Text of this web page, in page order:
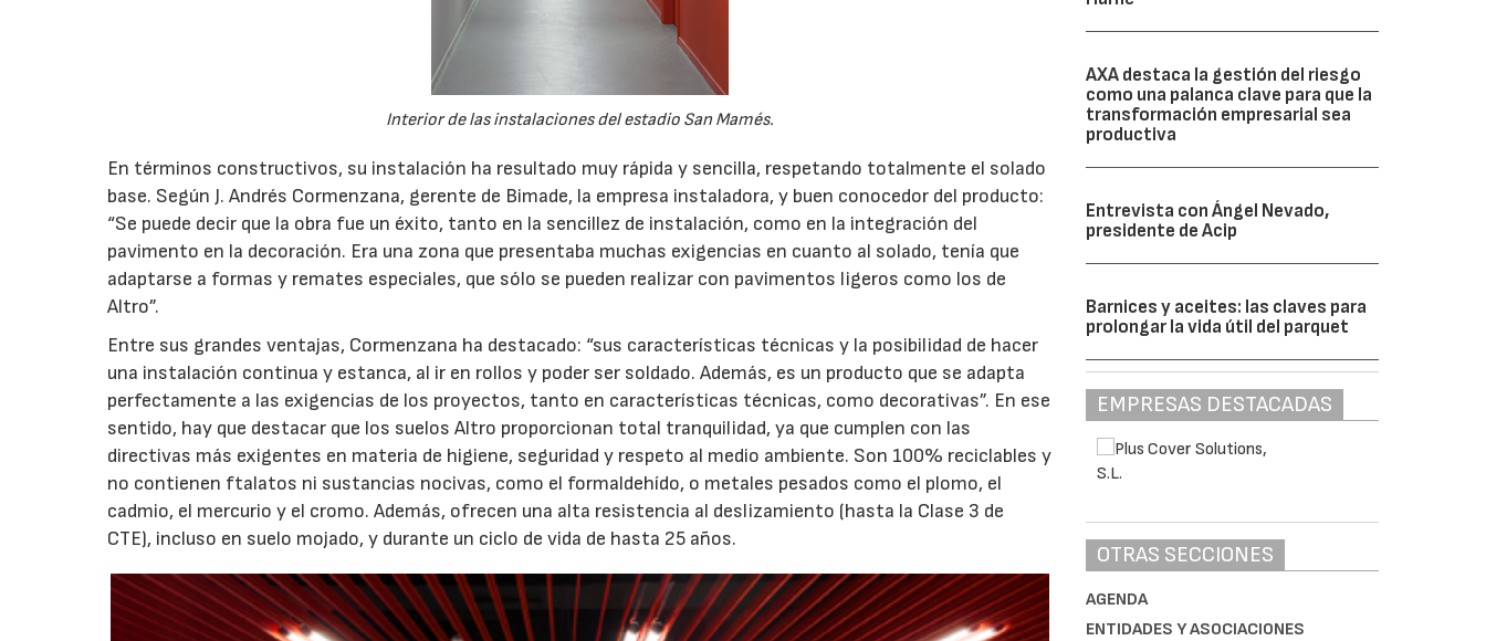
Interior de las instalaciones del estadio San Mamés.
En términos constructivos, su instalación ha resultado muy rápida y sencilla, respetando totalmente el solado
base. Según J. Andrés Cormenzana, gerente de Bimade, la empresa instaladora, y buen conocedor del producto:
“Se puede decir que la obra fue un éxito, tanto en la sencillez de instalación, como en la integración del
pavimento en la decoración. Era una zona que presentaba muchas exigencias en cuanto al solado, tenía que
adaptarse a formas y remates especiales, que sólo se pueden realizar con pavimentos ligeros como los de
Altro”.
Entre sus grandes ventajas, Cormenzana ha destacado: “sus características técnicas y la posibilidad de hacer
una instalación continua y estanca, al ir en rollos y poder ser soldado. Además, es un producto que se adapta
perfectamente a las exigencias de los proyectos, tanto en características técnicas, como decorativas”. En ese
sentido, hay que destacar que los suelos Altro proporcionan total tranquilidad, ya que cumplen con las
directivas más exigentes en materia de higiene, seguridad y respeto al medio ambiente. Son 100% reciclables y
no contienen ftalatos ni sustancias nocivas, como el formaldehído, o metales pesados como el plomo, el
cadmio, el mercurio y el cromo. Además, ofrecen una alta resistencia al deslizamiento (hasta la Clase 3 de
CTE), incluso en suelo mojado, y durante un ciclo de vida de hasta 25 años.
AXA destaca la gestión del riesgo
como una palanca clave para que la
transformación empresarial sea
productiva
Entrevista con Ángel Nevado,
presidente de Acip
Barnices y aceites: las claves para
prolongar la vida útil del parquet
EMPRESAS DESTACADAS
OTRAS SECCIONES
AGENDA
ENTIDADES Y ASOCIACIONES